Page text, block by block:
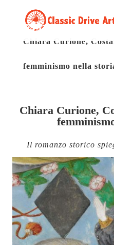
Chiara Curione,
femminismo nella
Chiara Curione,
Il romanzo storico